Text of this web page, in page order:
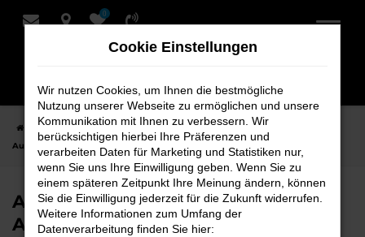
Zum
0
Startseite Hersteller Audi
Audi A3 bei Schmidt + Koch - Ihr Audi
Autohaus
Audi A3 bei Schmidt + Koch - Ihr
Audi Autohaus
Cookie Einstellungen
Wir nutzen Cookies, um Ihnen die bestmögliche
Nutzung unserer Webseite zu ermöglichen und unsere
Kommunikation mit Ihnen zu verbessern. Wir
berücksichtigen hierbei Ihre Präferenzen und
verarbeiten Daten für Marketing und Statistiken nur,
wenn Sie uns Ihre Einwilligung geben. Wenn Sie zu
einem späteren Zeitpunkt Ihre Meinung ändern, können
Sie die Einwilligung jederzeit für die Zukunft widerrufen.
Weitere Informationen zum Umfang der
Datenverarbeitung finden Sie hier: